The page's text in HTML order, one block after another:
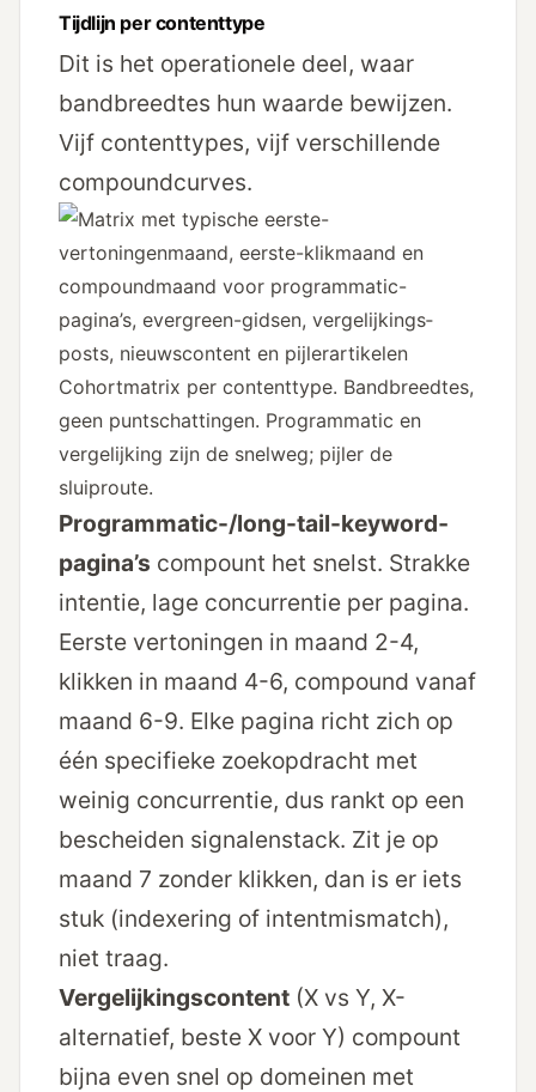
Tijdlijn per contenttype
Dit is het operationele deel, waar
bandbreedtes hun waarde bewijzen.
Vijf contenttypes, vijf verschillende
compoundcurves.
Cohortmatrix per contenttype. Bandbreedtes,
geen punt­schattingen. Programmatic en
vergelijking zijn de snelweg; pijler de
sluiproute.
Programmatic-/long-tail-keyword­
pagina’s compount het snelst. Strakke
intentie, lage concurrentie per pagina.
Eerste vertoningen in maand 2-4,
klikken in maand 4-6, compound vanaf
maand 6-9. Elke pagina richt zich op
één specifieke zoekopdracht met
weinig concurrentie, dus rankt op een
bescheiden signalenstack. Zit je op
maand 7 zonder klikken, dan is er iets
stuk (indexering of intent­mismatch),
niet traag.
Vergelijkings­content (X vs Y, X-
alternatief, beste X voor Y) compount
bijna even snel op domeinen met